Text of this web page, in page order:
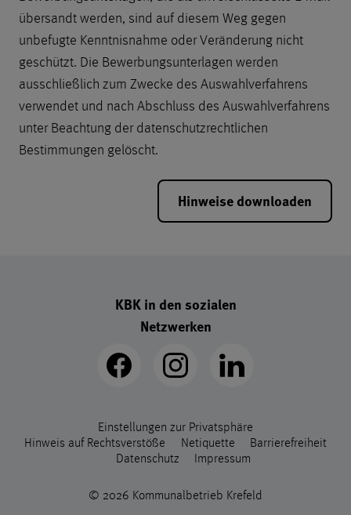
übersandt werden, sind auf diesem Weg gegen
unbefugte Kenntnisnahme oder Veränderung nicht
geschützt. Die Bewerbungsunterlagen werden
ausschließlich zum Zwecke des Auswahlverfahrens
verwendet und nach Abschluss des Auswahlverfahrens
unter Beachtung der datenschutzrechtlichen
Bestimmungen gelöscht.
Hinweise downloaden
Footer - Schnellzugriff-Links
KBK in den sozialen
Netzwerken
Footer - legal Links
Einstellungen zur Privatsphäre
Hinweis auf Rechtsverstöße
Netiquette
Barrierefreiheit
Datenschutz
Impressum
© 2026 Kommunalbetrieb Krefeld